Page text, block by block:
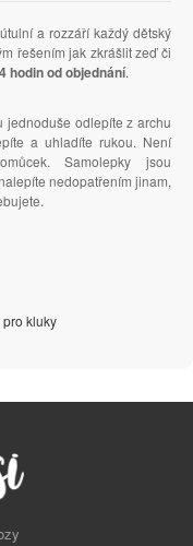
a rozzáří každý dětský
řešením jak zkrášlit zeď či
hodin od objednání.
jednoduše odlepíte z archu
a uhladíte rukou. Není
Samolepky jsou
nedopatřením jinam,
kluky